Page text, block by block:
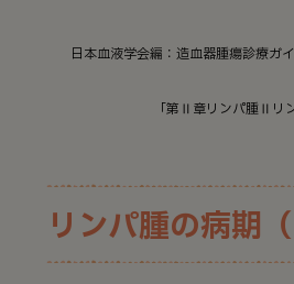
日本血液学会編：造血器腫瘍診療
「第Ⅱ章リンパ腫Ⅱリ
リンパ腫の病期